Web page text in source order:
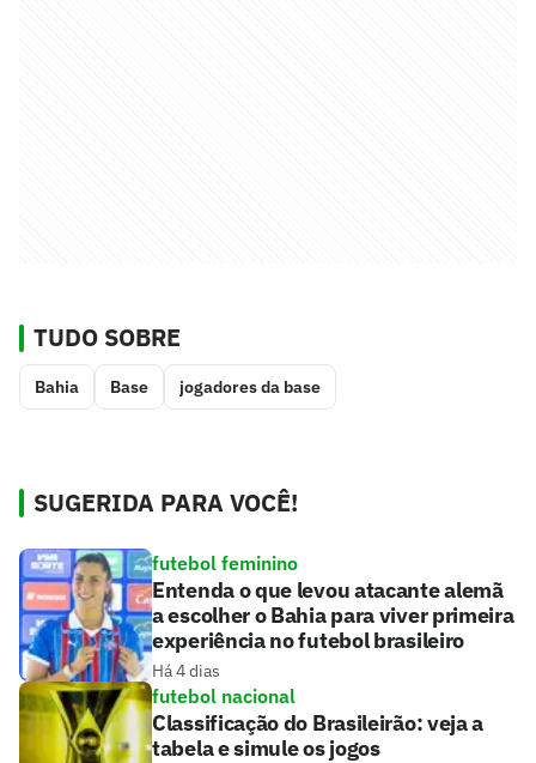
TUDO SOBRE
Bahia Base jogadores da base
SUGERIDA PARA VOCÊ!
futebol feminino
Entenda o que levou atacante alemã
a escolher o Bahia para viver primeira
experiência no futebol brasileiro
Há 4 dias
futebol nacional
Classificação do Brasileirão: veja a
tabela e simule os jogos